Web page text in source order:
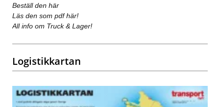
Beställ den här
Läs den som pdf här!
All info om Truck & Lager!
Logistikkartan